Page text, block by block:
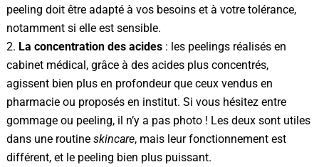
peeling doit être adapté à vos besoins et à votre tolérance,
notamment si elle est sensible.
La concentration des acides: les peelings réalisés en
cabinet médical, grâce à des acides plus concentrés,
agissent bien plus en profondeur que ceux vendus en
pharmacie ou proposés en institut. Si vous hésitez entre
gommage ou peeling, il n’y a pas photo ! Les deux sont utiles
dans une routine skincare, mais leur fonctionnement est
différent, et le peeling bien plus puissant.